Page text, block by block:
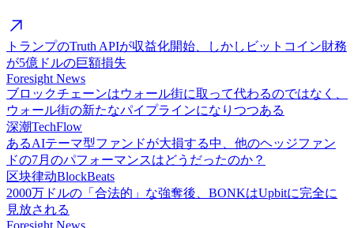
トランプのTruth APIが収益化開始、しかしビットコイン財務
が5億ドルの巨額損失
Foresight News
ブロックチェーンはウォール街に取って代わるのではなく、
ウォール街の新たなパイプラインになりつつある
深潮TechFlow
あるAIテーマ型ファンドが大損する中、他のヘッジファン
ドの7月のパフォーマンスはどうだったのか？
区块律动BlockBeats
2000万ドルの「合法的」な強奪後、BONKはUpbitに完全に
見放される
Foresight News